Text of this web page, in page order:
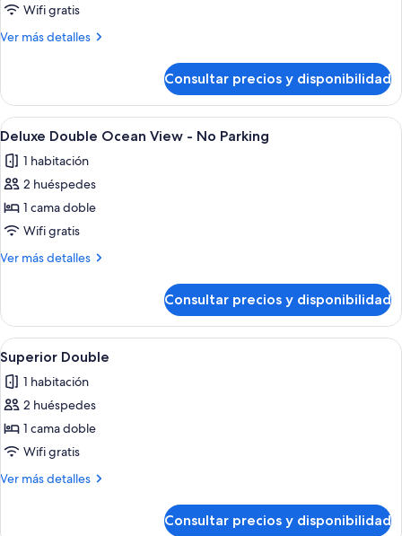
Double
No
Wifi gratis
Ver más detalles
Más
Double
No
Consultar precios y disponibilidad
Abrir
todas
las
fotos
de
Deluxe
Double
-
No
Parking
Una habitación de hotel moderna
12
Deluxe Double Ocean View - No Parking
1 habitación
2 huéspedes
1 cama doble
Wifi gratis
Ver más detalles
Más
Double
Ocean
View
No
Parking
Consultar precios y disponibilidad
Abrir
todas
las
fotos
de
Superior
Double
Habitación de hotel con una cama
9
Superior Double
1 habitación
2 huéspedes
1 cama doble
Wifi gratis
Ver más detalles
Más
Consultar precios y disponibilidad